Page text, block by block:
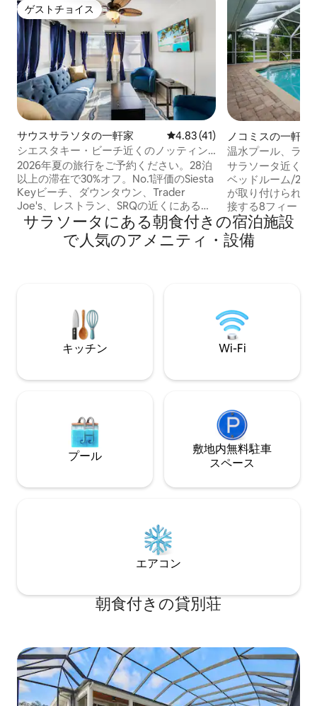
ゲストチョイス
ゲストチョイス
サウスサラソタの一軒家 レビュー41件、5つ星中4.83つ
4.83 (41)
シエスタキー・ビーチ近くのノッティン
ガム・ビーチ・バンガロー
2026年夏の旅行をご予約ください。28泊
以上の滞在で30%オフ。No.1評価のSiesta
Keyビーチ、ダウンタウン、Trader
Joe's、レストラン、SRQの近くにあるペ
ットOKのノッティンガム・ビーチ・バン
ガロー。改装されたバスルーム、設備の
整ったキッチン、T-Mobile 5G Wi-Fi、ス
さい。ファイヤーピットとプロパンガス
グリルのある、フェンス付きの共有裏
庭。2名様に最適。ソファベッドで最大4
～6名様までご利用いただけます。
ノコミスの一軒家
温水プール、ラナ
室2バスルーム！
サラソータ近くに
ベッドルーム/2バ
が取り付けられた
接する8フィート
温水プールを誇っ
ーチまでわずか7
スビーチまで10分
ワークが含まれま
ある広いパティ
の家具とラウンジ
す。シェフ仕様の
サラソータにある朝食付きの宿泊施設
で人気のアメニティ・設備
キッチン Wi-Fi
プール
敷地内無料駐⁠車
ス⁠ペ⁠ー⁠ス
エアコン
朝食付きの貸別荘